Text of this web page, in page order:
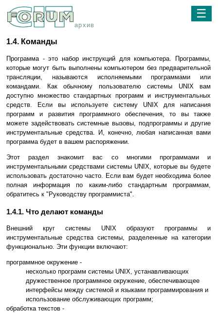
архив
☰
1.4. Команды
Программа - это набор инструкций для компьютера. Программы,
которые могут быть выполнены компьютером без предварительной
трансляции, называются исполняемыми программами или
командами. Как обычному пользователю системы UNIX вам
доступно множество стандартных программ и инструментальных
средств. Если вы используете систему UNIX для написания
программ и развития программного обеспечения, то вы также
можете задействовать системные вызовы, подпрограммы и другие
инструментальные средства. И, конечно, любая написанная вами
программа будет в вашем распоряжении.
Этот раздел знакомит вас со многими программами и
инструментальными средствами системы UNIX, которые вы будете
использовать достаточно часто. Если вам будет необходима более
полная информация по каким-либо стандартным программам,
обратитесь к "Руководству программиста".
1.4.1. Что делают команды
Внешний круг системы UNIX образуют программы и
инструментальные средства системы, разделенные на категории
функционально. Эти функции включают:
программное окружение -
несколько программ системы UNIX, устанавливающих
дружественное программное окружение, обеспечивающее
интерфейсы между системой и языками программирования и
использование обслуживающих программ;
обработка текстов -